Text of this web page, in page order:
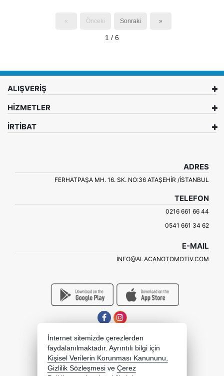
« Önceki Sonraki »
1 / 6
ALIŞVERİŞ
HİZMETLER
İRTİBAT
ADRES
FERHATPAŞA MH. 16. SK. NO:36 ATAŞEHIR /İSTANBUL
TELEFON
0216 661 66 44
0541 661 34 62
E-MAIL
INFO@ALACANOTOMOTIV.COM
İnternet sitemizde çerezlerden
faydalanılmaktadır. Ayrıntılı bilgi için
Kişisel Verilerin Korunması Kanununu,
Gizlilik Sözleşmesi ve Çerez